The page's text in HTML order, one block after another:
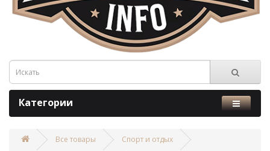
Категории
Все товары Спорт и отдых